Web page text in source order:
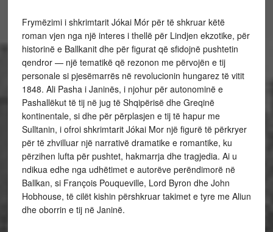
Frymëzimi i shkrimtarit Jókai Mór për të shkruar këtë
roman vjen nga një interes i thellë për Lindjen ekzotike, për
historinë e Ballkanit dhe për figurat që sfidojnë pushtetin
qendror — një tematikë që rezonon me përvojën e tij
personale si pjesëmarrës në revolucionin hungarez të vitit
1848. Ali Pasha i Janinës, i njohur për autonominë e
Pashallëkut të tij në jug të Shqipërisë dhe Greqinë
kontinentale, si dhe për përplasjen e tij të hapur me
Sulltanin, i ofroi shkrimtarit Jókai Mor një figurë të përkryer
për të zhvilluar një narrativë dramatike e romantike, ku
përzihen lufta për pushtet, hakmarrja dhe tragjedia. Ai u
ndikua edhe nga udhëtimet e autorëve perëndimorë në
Ballkan, si François Pouqueville, Lord Byron dhe John
Hobhouse, të cilët kishin përshkruar takimet e tyre me Aliun
dhe oborrin e tij në Janinë.